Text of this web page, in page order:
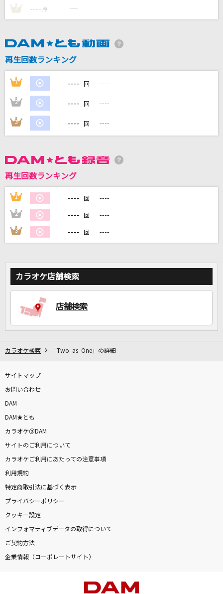
[生音]ray
BUMP OF CHICKEN
命に嫌われている
カンザキイオリ
DAMに会員登録・ログインして
3 ---- 点 ----
再生回数ランキング
1 ---- 回 ----
2 ---- 回 ----
3 ---- 回 ----
再生回数ランキング
1 ---- 回 ----
2 ---- 回 ----
3 ---- 回 ----
カラオケ店舗検索
店舗検索
カラオケ検索 「Two as One」の詳細
サイトマップ
お問い合わせ
DAM
DAM★とも
カラオケ＠DAM
サイトのご利用について
カラオケご利用にあたっての注意事項
利用規約
特定商取引法に基づく表示
プライバシーポリシー
クッキー設定
インフォマティブデータの取得について
ご契約方法
企業情報（コーポレートサイト）